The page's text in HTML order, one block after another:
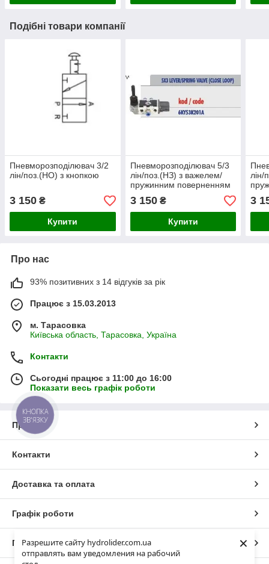
Разрешите сайту hydrolider.com.ua
отправлять вам уведомления на рабочий
×
Подібні товари компанії
Пневморозподілювач 3/2
лін/поз.(НО) з кнопкою
3 150 ₴
Купити
Пневморозподілювач 5/3
лін/поз.(НЗ) з важелем/
пружинним поверненням
3 150₴
Купити
3
Про нас
93% позитивних з 14 відгуків за рік
Працює з 15.03.2013
м. Тарасовка
Київська область, Тарасовка, Україна
Контакти
Сьогодні працює з 11:00 до 16:00
Показати весь графік роботи
Про нас
Контакти
Доставка та оплата
Графік роботи
Повна версія сайту
КНОПКА
ЗВ'ЯЗКУ